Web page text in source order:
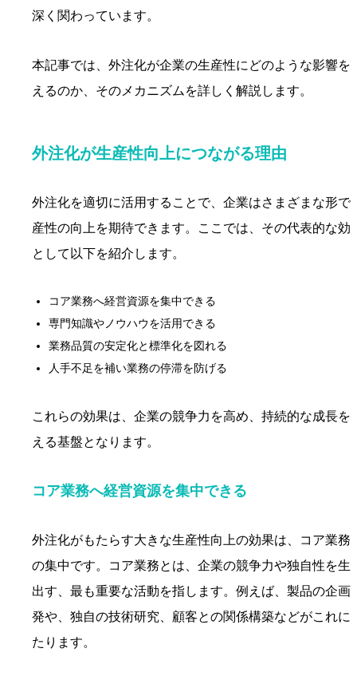
深く関わっています。
本記事では、外注化が企業の生産性にどのような影響を
えるのか、そのメカニズムを詳しく解説します。
外注化が生産性向上につながる理由
外注化を適切に活用することで、企業はさまざまな形で
産性の向上を期待できます。ここでは、その代表的な効
として以下を紹介します。
コア業務へ経営資源を集中できる
専門知識やノウハウを活用できる
業務品質の安定化と標準化を図れる
人手不足を補い業務の停滞を防げる
これらの効果は、企業の競争力を高め、持続的な成長を
える基盤となります。
コア業務へ経営資源を集中できる
外注化がもたらす大きな生産性向上の効果は、コア業務
の集中です。コア業務とは、企業の競争力や独自性を生
出す、最も重要な活動を指します。例えば、製品の企画
発や、独自の技術研究、顧客との関係構築などがこれに
たります。